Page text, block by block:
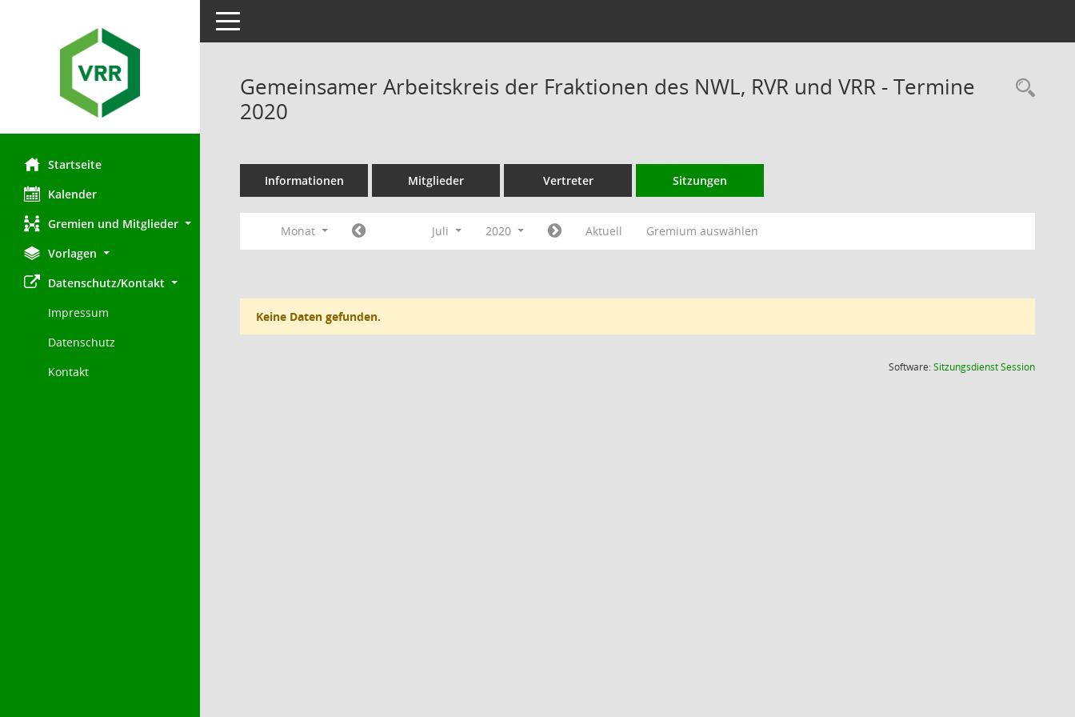
Startseite
Kalender
Gremien und Mitglieder
Vorlagen
Datenschutz/Kontakt
Impressum
Datenschutz
Kontakt
Toggle navigation
Gemeinsamer Arbeitskreis der Fraktionen des NWL, RVR und VRR - Termine
2020
Informationen Mitglieder Vertreter Sitzungen
Monat Juli 2020 Aktuell Gremium auswählen
Keine Daten gefunden.
Software:SitzungsdienstSession(Wird in